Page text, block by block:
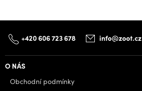
+420 606 723 678 info@zoot.cz
O NÁS
Obchodní podmínky